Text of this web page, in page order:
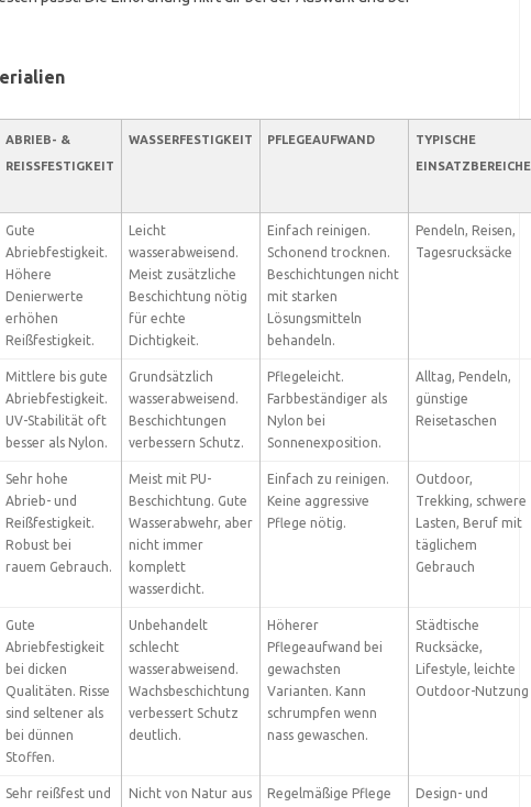
ABRIEB- &
REISSFESTIGKEIT
WASSERFESTIGKEIT PFLEGEAUFWAND
TYPISCHE
EINSATZBEREICHE
Gute
Abriebfestigkeit.
Höhere
Denierwerte
erhöhen
Reißfestigkeit.
Leicht
wasserabweisend.
Meist zusätzliche
Beschichtung nötig
für echte
Dichtigkeit.
Einfach reinigen.
Schonend trocknen.
Beschichtungen nicht
mit starken
Lösungsmitteln
behandeln.
Pendeln, Reisen,
Tagesrucksäcke
Mittlere bis gute
Abriebfestigkeit.
UV-Stabilität oft
besser als Nylon.
Grundsätzlich
wasserabweisend.
Beschichtungen
verbessern Schutz.
Pflegeleicht.
Farbbeständiger als
Nylon bei
Sonnenexposition.
Alltag, Pendeln,
günstige
Reisetaschen
Sehr hohe
Abrieb- und
Reißfestigkeit.
Robust bei
rauem Gebrauch.
Meist mit PU-
Beschichtung. Gute
Wasserabwehr, aber
nicht immer
komplett
wasserdicht.
Einfach zu reinigen.
Keine aggressive
Pflege nötig.
Outdoor,
Trekking, schwere
Lasten, Beruf mit
täglichem
Gebrauch
Gute
Abriebfestigkeit
bei dicken
Qualitäten. Risse
sind seltener als
bei dünnen
Stoffen.
Unbehandelt
schlecht
wasserabweisend.
Wachsbeschichtung
verbessert Schutz
deutlich.
Höherer
Pflegeaufwand bei
gewachsten
Varianten. Kann
schrumpfen wenn
nass gewaschen.
Städtische
Rucksäcke,
Lifestyle, leichte
Outdoor-Nutzung
Sehr reißfest und
Nicht von Natur aus
Regelmäßige Pflege
Design- und